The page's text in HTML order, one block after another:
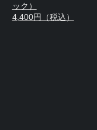
ック）
4,400円（税込）